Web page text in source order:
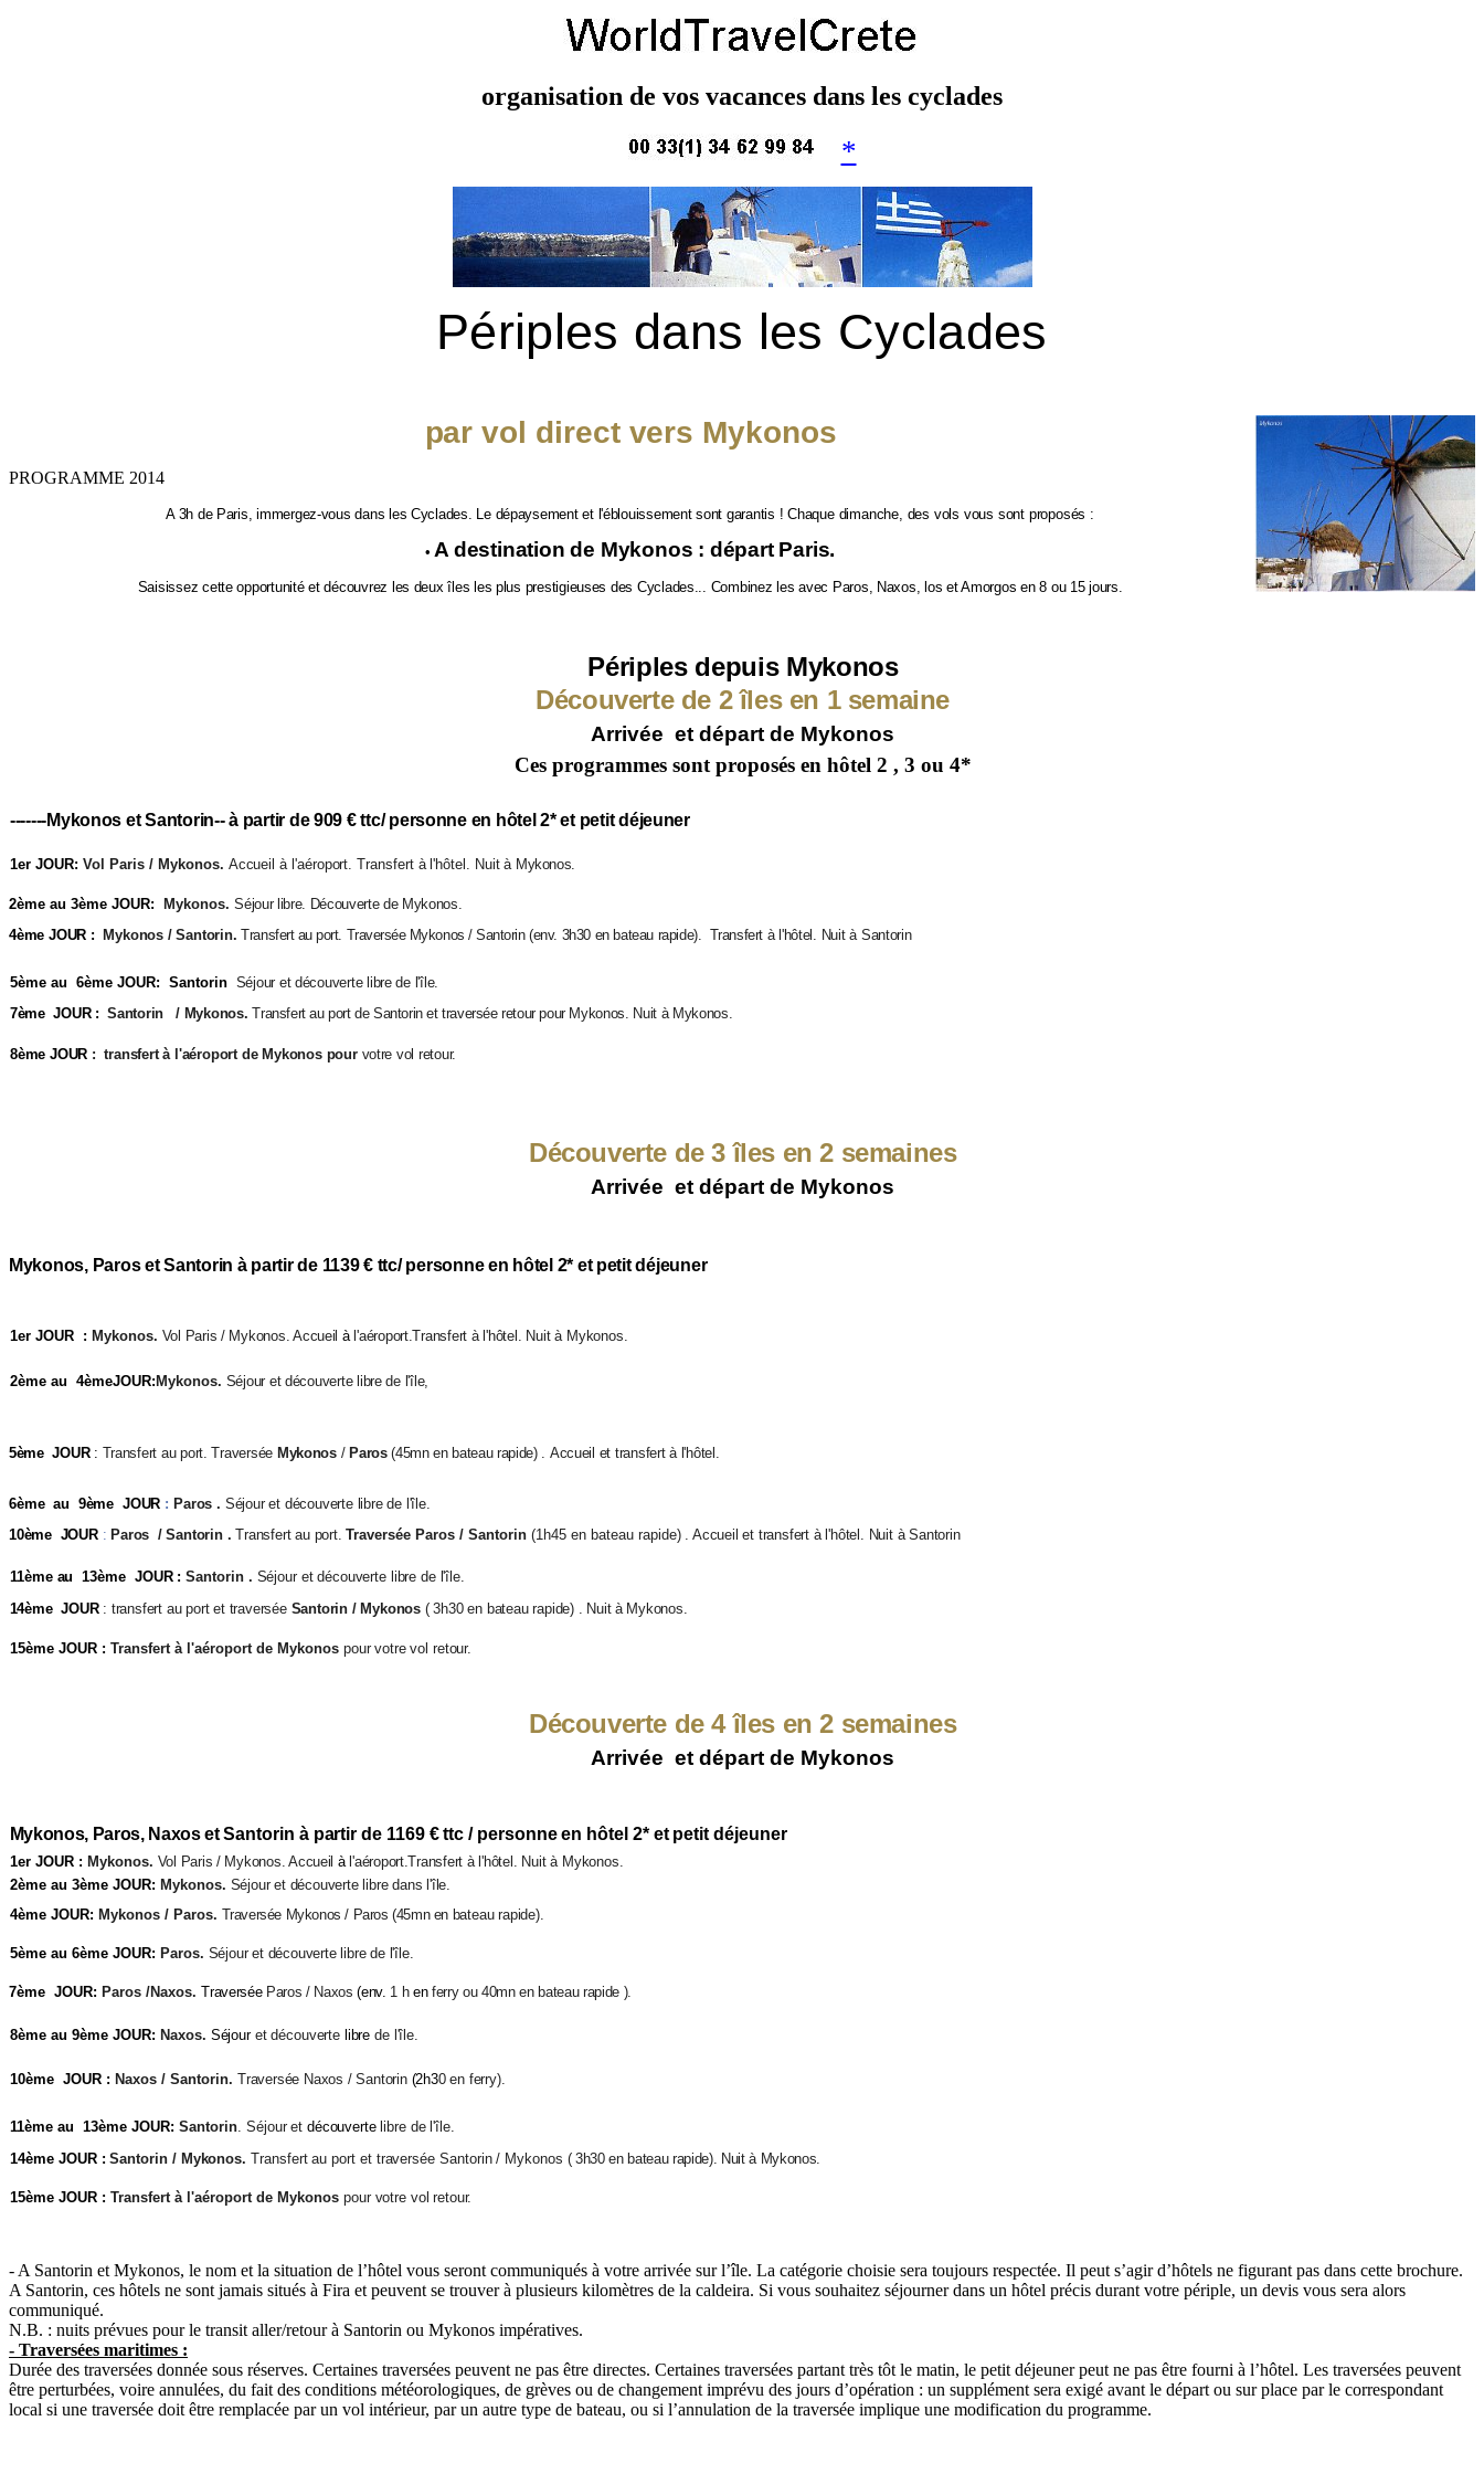
organisation de vos vacances dans les cyclades
*
Périples dans les Cyclades
par vol direct vers Mykonos
PROGRAMME 2014
A 3h de Paris, immergez-vous dans les Cyclades. Le dépaysement et l'éblouissement sont garantis !Chaque dimanche, des vols vous sont proposés :
• A destination de Mykonos : départ Paris.
Saisissez cette opportunité et découvrez les deux îles les plus prestigieuses des Cyclades... Combinez les avec Paros, Naxos, los et Amorgos en 8 ou 15 jours.
Périples depuis Mykonos
Découverte de 2 îles en 1 semaine
Arrivée et départ de Mykonos
Ces programmes sont proposés en hôtel 2 , 3 ou 4*
-------Mykonos et Santorin-- à partir de 909 € ttc/ personne en hôtel 2* et petit déjeuner
1er JOUR: Vol Paris / Mykonos. Accueil à l'aéroport. Transfert à l'hôtel. Nuit à Mykonos.
2ème au 3ème JOUR: Mykonos.Séjour libre. Découverte de Mykonos.
4ème JOUR :
Mykonos / Santorin.Transfert au port. Traversée Mykonos / Santorin (env. 3h30 en bateau rapide). Transfert à l'hôtel. Nuit à Santorin
5ème au 6ème JOUR: Santorin Séjour et découverte libre de l'île.
7ème JOUR : Santorin / Mykonos.Transfert au port de Santorin et traversée retour pour Mykonos. Nuit à Mykonos.
8ème JOUR : transfert à l'aéroport de Mykonos pour votre vol retour.
Découverte de 3 îles en 2 semaines
Arrivée et départ de Mykonos
Mykonos, Paros et Santorin à partir de 1139 € ttc/ personne en hôtel 2* et petit déjeuner
1er JOUR : Mykonos. Vol Paris / Mykonos. Accueil à l'aéroport.Transfert à l'hôtel. Nuit à Mykonos.
2ème au 4èmeJOUR: Mykonos. Séjour et découverte libre de l'île,
5ème JOUR : Transfert au port. Traversée Mykonos / Paros(45mn en bateau rapide) . Accueil et transfert à l'hôtel.
6ème au 9ème JOUR : Paros . Séjour et découverte libre de l'île.
10ème JOUR : Paros / Santorin .Transfert au port.Traversée Paros / Santorin (1h45 en bateau rapide) . Accueil et transfert à l'hôtel. Nuit à Santorin
11ème au 13ème JOUR :Santorin . Séjour et découverte libre de l'île.
14ème JOUR : transfert au port et traversée Santorin / Mykonos ( 3h30 en bateau rapide) . Nuit à Mykonos.
15ème JOUR : Transfert à l'aéroport de Mykonos pour votre vol retour.
Découverte de 4 îles en 2 semaines
Arrivée et départ de Mykonos
Mykonos, Paros, Naxos etSantorin à partir de 1169 € ttc / personne en hôtel 2* et petit déjeuner
1er JOUR : Mykonos. Vol Paris / Mykonos. Accueil àl'aéroport.Transfert àl'hôtel. Nuit à Mykonos.
2ème au 3ème JOUR: Mykonos. Séjour et découverte libre dans l'île.
4ème JOUR: Mykonos / Paros. Traversée Mykonos / Paros (45mn en bateau rapide).
5ème au 6ème JOUR: Paros. Séjour et découverte libre de l'île.
7ème JOUR: Paros /Naxos.Traversée Paros / Naxos(env. 1 henferry ou 40mn en bateau rapide ).
8ème au 9ème JOUR: Naxos. Séjour et découverte librede l'île.
10ème JOUR : Naxos / Santorin. Traversée Naxos / Santorin (2h30 en ferry).
11ème au 13ème JOUR: Santorin.Séjour et découverte libre de l'île.
14ème JOUR :Santorin / Mykonos.Transfert au port et traversée Santorin / Mykonos (3h30 en bateau rapide). Nuit à Mykonos.
15ème JOUR :Transfert à l'aéroport de Mykonospour votre vol retour.
- A Santorin et Mykonos, le nom et la situation de l’hôtel vous seront communiqués à votre arrivée sur l’île. La catégorie choisie sera toujours respectée. Il peut s’agir d’hôtels ne figurant pas dans cette brochure.
A Santorin, ces hôtels ne sont jamais situés à Fira et peuvent se trouver à plusieurs kilomètres de la caldeira. Si vous souhaitez séjourner dans un hôtel précis durant votre périple, un devis vous sera alors
communiqué.
N.B. : nuits prévues pour le transit aller/retour à Santorin ou Mykonos impératives.
- Traversées maritimes :
Durée des traversées donnée sous réserves. Certaines traversées peuvent ne pas être directes. Certaines traversées partant très tôt le matin, le petit déjeuner peut ne pas être fourni à l’hôtel. Les traversées peuvent
être perturbées, voire annulées, du fait des conditions météorologiques, de grèves ou de changement imprévu des jours d’opération : un supplément sera exigé avant le départ ou sur place par le correspondant
local si une traversée doit être remplacée par un vol intérieur, par un autre type de bateau, ou si l’annulation de la traversée implique une modification du programme.